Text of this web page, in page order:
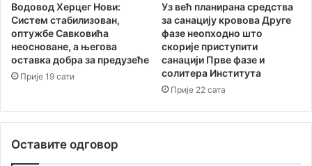
Водовод Херцег Нови:
Систем стабилизован,
оптужбе Савковића
неосноване, а његова
оставка добра за предузеће
Прије 19 сати
Уз већ планирана средства
за санацију кровова Друге
фазе неопходно што
скорије приступити
санацији Прве фазе и
солитера Института
Прије 22 сата
Оставите одговор